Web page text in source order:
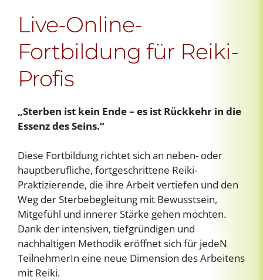
Live-Online-
Fortbildung für Reiki-
Profis
„Sterben ist kein Ende – es ist Rückkehr in die
Essenz des Seins.“
Diese Fortbildung richtet sich an neben- oder
hauptberufliche, fortgeschrittene Reiki-
Praktizierende, die ihre Arbeit vertiefen und den
Weg der Sterbebegleitung mit Bewusstsein,
Mitgefühl und innerer Stärke gehen möchten.
Dank der intensiven, tiefgründigen und
nachhaltigen Methodik eröffnet sich für jedeN
TeilnehmerIn eine neue Dimension des Arbeitens
mit Reiki.